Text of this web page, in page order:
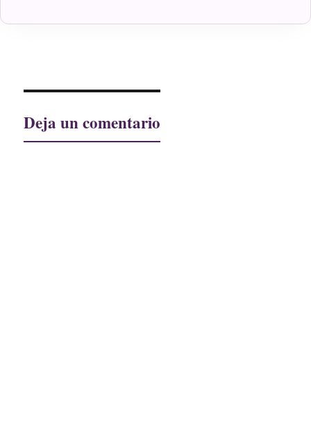
Deja un comentario